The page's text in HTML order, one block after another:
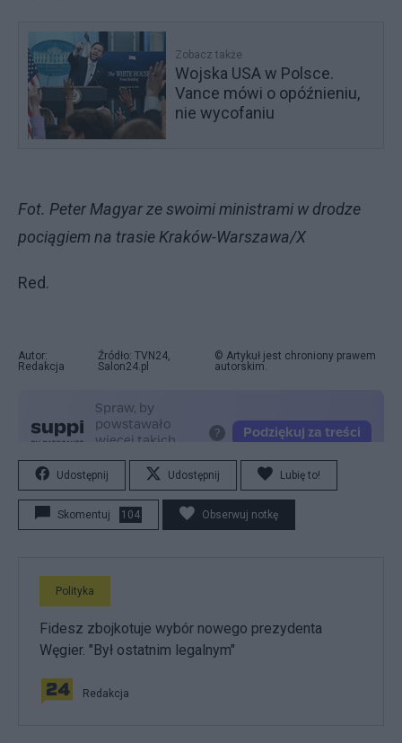
Zobacz także
Wojska USA w Polsce.
Vance mówi o opóźnieniu,
nie wycofaniu
Fot. Peter Magyar ze swoimi ministrami w drodze
pociągiem na trasie Kraków-Warszawa/X
Red.
Autor:
Redakcja
Źródło: TVN24,
Salon24.pl
© Artykuł jest chroniony prawem
autorskim.
Udostępnij Udostępnij Lubię to!
Skomentuj 104 Obserwuj notkę
Polityka
Fidesz zbojkotuje wybór nowego prezydenta
Węgier. "Był ostatnim legalnym"
Redakcja